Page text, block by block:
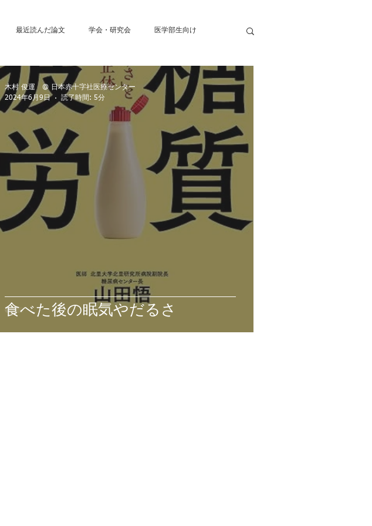
最近読んだ論文 学会・研究会 医学部生向け
髄膜腫 頭痛 動脈硬化 脳梗塞
食べた後の眠気やだるさ
木村 俊運 @ 日本赤十字社医療センター
2024年6月9日
読了時間: 5分